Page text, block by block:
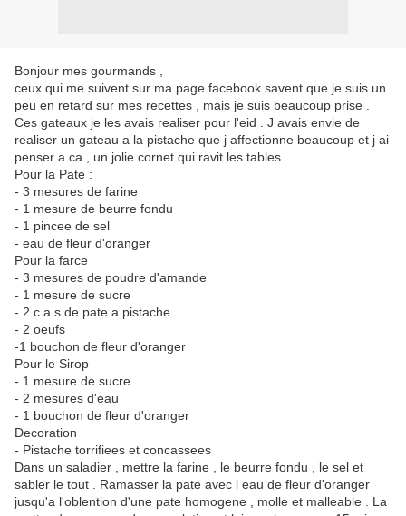
Bonjour mes gourmands ,
ceux qui me suivent sur ma page facebook savent que je suis un
peu en retard sur mes recettes , mais je suis beaucoup prise .
Ces gateaux je les avais realiser pour l'eid . J avais envie de
realiser un gateau a la pistache que j affectionne beaucoup et j ai
penser a ca , un jolie cornet qui ravit les tables ....
Pour la Pate :
- 3 mesures de farine
- 1 mesure de beurre fondu
- 1 pincee de sel
- eau de fleur d'oranger
Pour la farce
- 3 mesures de poudre d'amande
- 1 mesure de sucre
- 2 c a s de pate a pistache
- 2 oeufs
-1 bouchon de fleur d'oranger
Pour le Sirop
- 1 mesure de sucre
- 2 mesures d'eau
- 1 bouchon de fleur d'oranger
Decoration
- Pistache torrifiees et concassees
Dans un saladier , mettre la farine , le beurre fondu , le sel et
sabler le tout . Ramasser la pate avec l eau de fleur d'oranger
jusqu'a l'oblention d'une pate homogene , molle et malleable . La